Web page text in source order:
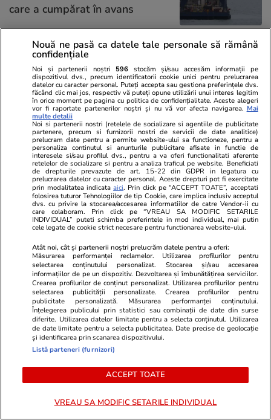
care a cumpărat în avans
Știri România
O legumă exotică, aclimatizată
în România, va fi vândută în
premieră. Cercetătorii de la
Buzău mizează pe un real
succes
Știri România 07 aug.
Inundarea controlată a primei
barje a început, pe Brațul Bala:
„Se așteaptă mici efecte la
Cernavodă”, afirmă Radu Miruță
I VIDEO
07 aug.
De ce nu stingem lumina când
doar un avertisment
Nouă ne pasă ca datele tale personale să rămână
confidențiale
Noi și partenerii noștri 596 stocăm și/sau accesăm informații pe
dispozitivul dvs., precum identificatorii cookie unici pentru prelucrarea
datelor cu caracter personal. Puteți accepta sau gestiona preferințele dvs.
făcând clic mai jos, respectiv vă puteți opune utilizării unui interes legitim
în orice moment pe pagina cu politica de confidențialitate. Aceste alegeri
vor fi raportate partenerilor noștri și nu vă vor afecta navigarea. Mai
multe detalii
Noi si partenerii nostri (retelele de socializare si agentiile de publicitate
partenere, precum si furnizorii nostri de servicii de date analitice)
prelucram date pentru a permite website-ului sa functioneze, pentru a
personaliza continutul si anunturile publicitare afisate in functie de
interesele si/sau profilul dvs., pentru a va oferi functionalitati aferente
retelelor de socializare si pentru a analiza traficul pe website. Beneficiati
de drepturile prevazute de art. 15-22 din GDPR in legatura cu
prelucrarea datelor cu caracter personal. Aceste drepturi pot fi exercitate
prin modalitatea indicataaici. Prin click pe “ACCEPT TOATE”, acceptati
folosirea tuturor Tehnologiilor de tip Cookie, care implica inclusiv acceptul
dvs. cu privire la stocarea/accesarea informatiilor de catre Vendor-ii cu
care colaboram. Prin click pe “VREAU SA MODIFIC SETARILE
INDIVIDUAL” puteti schimba preferintele in mod individual, mai putin
cele legate de cookie strict necesare pentru functionarea website-ului.
Atât noi, cât și partenerii noștri prelucrăm datele pentru a oferi:
Măsurarea performanței reclamelor. Utilizarea profilurilor pentru
selectarea conținutului personalizat. Stocarea și/sau accesarea
informațiilor de pe un dispozitiv. Dezvoltarea și îmbunătățirea serviciilor.
Crearea profilurilor de conținut personalizat. Utilizarea profilurilor pentru
selectarea publicității personalizate. Crearea profilurilor pentru
publicitate personalizată. Măsurarea performanței conținutului.
Înțelegerea publicului prin statistici sau combinații de date din surse
diferite. Utilizarea datelor limitate pentru a selecta conținutul. Utilizarea
de date limitate pentru a selecta publicitatea. Date precise de geolocație
și identificarea prin scanarea dispozitivului.
Listă parteneri (furnizori)
ACCEPT TOATE
VREAU SA MODIFIC SETARILE INDIVIDUAL